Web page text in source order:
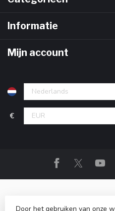
Informatie
Mijn account
€
Door het gebruiken van onze